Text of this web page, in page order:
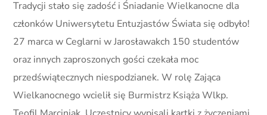
Tradycji stało się zadość i Śniadanie Wielkanocne dla
członków Uniwersytetu Entuzjastów Świata się odbyło!
27 marca w Ceglarni w Jarosławakch 150 studentów
oraz innych zaproszonych gości czekała moc
przedświątecznych niespodzianek. W rolę Zająca
Wielkanocnego wcielił się Burmistrz Książa Wlkp.